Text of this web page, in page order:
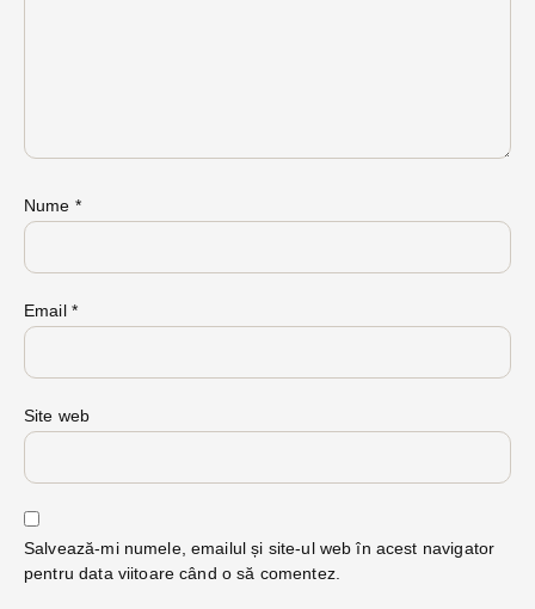
Nume *
Email *
Site web
Salvează-mi numele, emailul și site-ul web în acest navigator
pentru data viitoare când o să comentez.